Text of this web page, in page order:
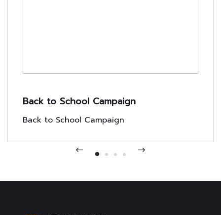
Back to School Campaign
Back to School Campaign